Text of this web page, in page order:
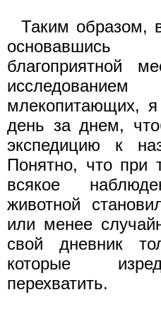
Таким образом,
основавшись
благоприятной
млекопитающих,
день за днем,
экспедицию к
Понятно, что при
всякое
животной
или менее
свой дневник
которые
перехватить.